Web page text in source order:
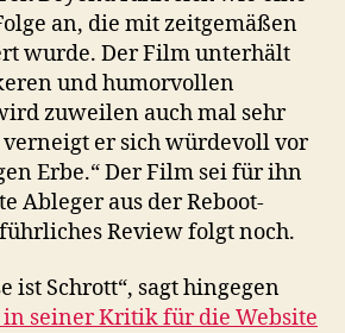
an, die mit zeitgemäßen
wurde. Der Film unterhält
und humorvollen
zuweilen auch mal sehr
er sich würdevoll vor
Erbe.“ Der Film sei für ihn
Ableger aus der Reboot-
Review folgt noch.
ist Schrott“, sagt hingegen
in seiner Kritik für die Website